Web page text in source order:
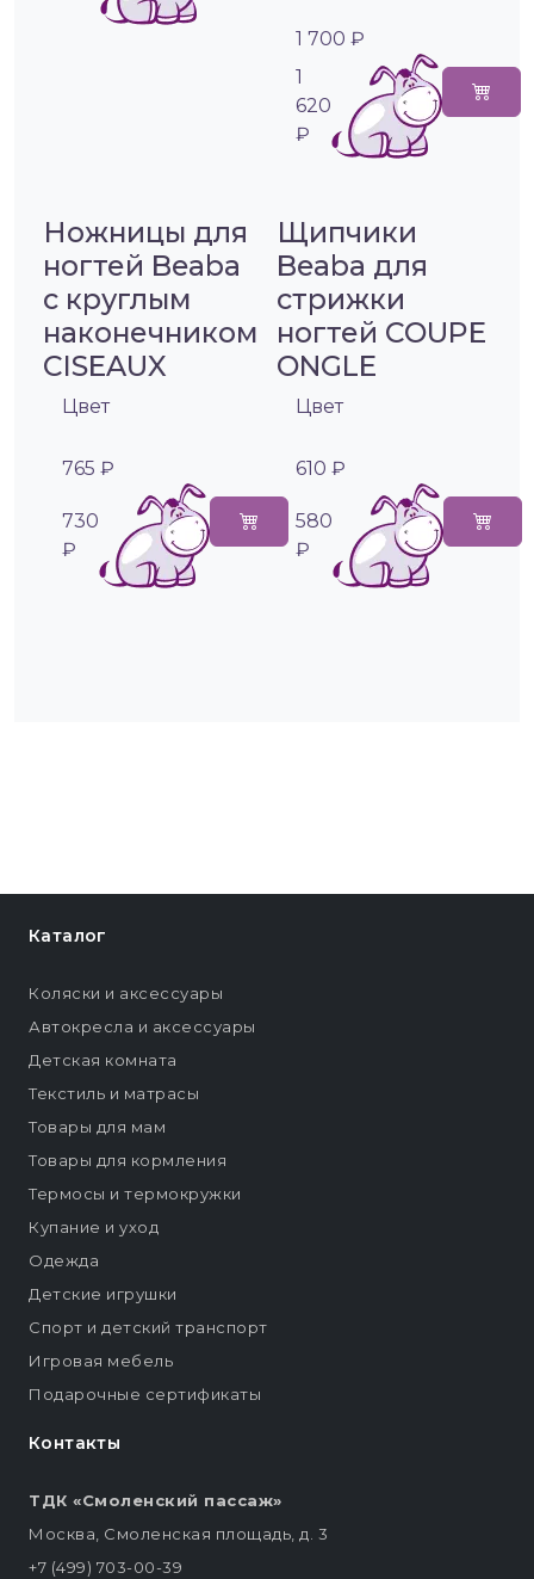
1 700 ₽
1
620
₽
Ножницы для
ногтей Beaba
с круглым
наконечником
CISEAUX
Цвет
765 ₽
730
₽
Щипчики
Beaba для
стрижки
ногтей COUPE
ONGLE
Цвет
610 ₽
580
₽
Контакты
ТДК «Смоленский пассаж»
Москва, Смоленская площадь, д. 3
+7 (499) 703-00-39
Каталог
Коляски и аксессуары
Автокресла и аксессуары
Детская комната
Текстиль и матрасы
Товары для мам
Товары для кормления
Термосы и термокружки
Купание и уход
Одежда
Детские игрушки
Спорт и детский транспорт
Игровая мебель
Подарочные сертификаты